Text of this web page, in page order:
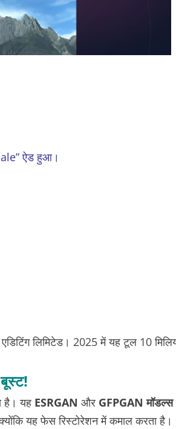
ऐड हुआ।
लिमिटेड। 2025 में यह टूल 10
है। यह ESRGAN और GFPGAN मॉडल्स
यह फेस रिस्टोरेशन में कमाल करता है।